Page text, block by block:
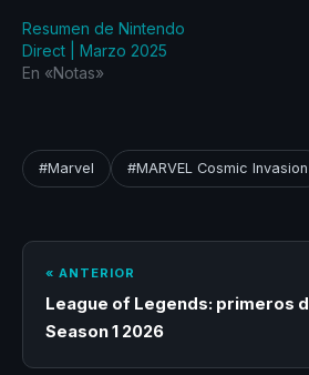
Resumen de Nintendo
Direct | Marzo 2025
En «Notas»
#Marvel #MARVEL Cosmic Invasion
« ANTERIOR
League of Legends: primeros
Season 1 2026